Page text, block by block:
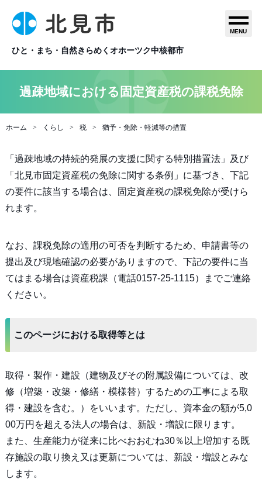
ひと・まち・自然きらめくオホーツク中核都市
MENU
過疎地域における固定資産税の課税免除
ホーム くらし 税 猶予・免除・軽減等の措置
「過疎地域の持続的発展の支援に関する特別措置法」及び
「北見市固定資産税の免除に関する条例」に基づき、下記
の要件に該当する場合は、固定資産税の課税免除が受けら
れます。
なお、課税免除の適用の可否を判断するため、申請書等の
提出及び現地確認の必要がありますので、下記の要件に当
てはまる場合は資産税課（電話0157-25-1115）までご連絡
ください。
このページにおける取得等とは
取得・製作・建設（建物及びその附属設備については、改
修（増築・改築・修繕・模様替）するための工事による取
得・建設を含む。）をいいます。ただし、資本金の額が5,0
00万円を超える法人の場合は、新設・増設に限ります。
また、生産能力が従来に比べおおむね30％以上増加する既
存施設の取り換え又は更新については、新設・増設とみな
します。